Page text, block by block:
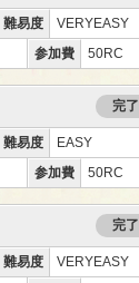
難易度
VERYEASY
参加費 50RC
完了
難易度
EASY
参加費 50RC
完了
難易度
VERYEASY